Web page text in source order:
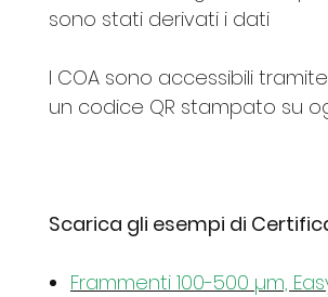
sono stati derivati i dati
I COA sono accessibili
un codice QR stampato su
Scarica gli esempi di
Frammenti 100-500 µm,